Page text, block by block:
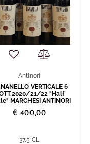
Antinori
VERTICALE 6
21/22 "Half
MARCHESI ANTINORI
€ 400,00
37,5 CL